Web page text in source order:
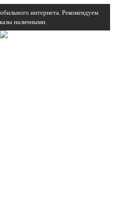
интернета. Рекомендуем
наличными.